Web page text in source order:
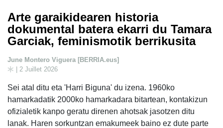
Arte garaikidearen historia
dokumental batera ekarri du Tamara
Garciak, feminismotik berrikusita
June Montero Viguera [BERRIA.eus]
| 2 Juillet 2026
Sei atal ditu eta 'Harri Biguna' du izena. 1960ko
hamarkadatik 2000ko hamarkadara bitartean, kontakizun
ofizialetik kanpo geratu direnen ahotsak jasotzen ditu
lanak. Haren sorkuntzan emakumeek baino ez dute parte